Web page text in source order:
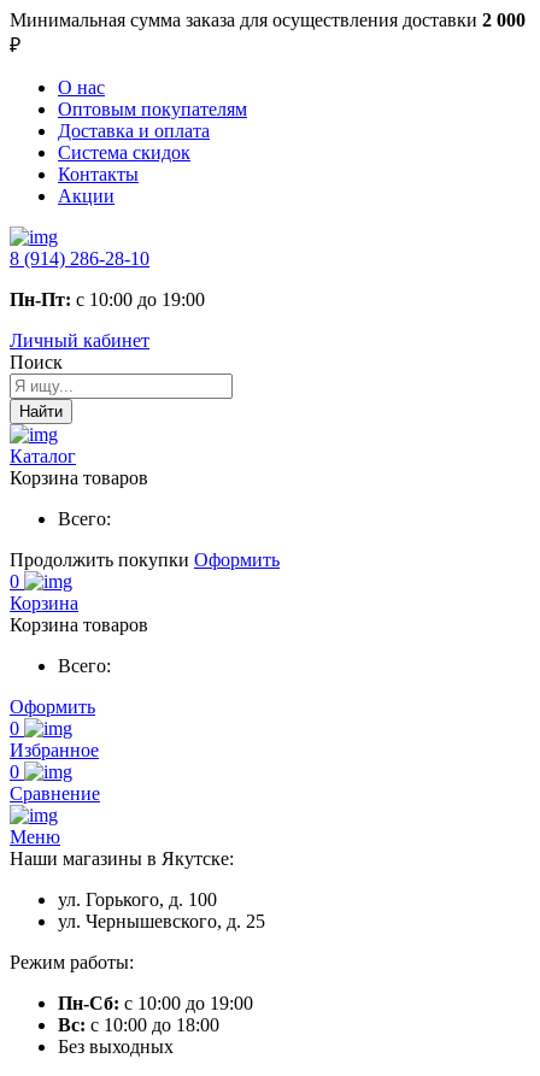
Минимальная сумма заказа для осуществления доставки 2 000
₽
О нас
Оптовым покупателям
Доставка и оплата
Система скидок
Контакты
Акции
8 (914) 286-28-10
Пн-Пт: с 10:00 до 19:00
Личный кабинет
Поиск
Найти
Каталог
Корзина товаров
Всего:
Продолжить покупки Оформить
0
Корзина
Корзина товаров
Всего:
Оформить
0
Избранное
0
Сравнение
Меню
Наши магазины в Якутске:
ул. Горького, д. 100
ул. Чернышевского, д. 25
Режим работы:
Пн-Сб: с 10:00 до 19:00
Вс: с 10:00 до 18:00
Без выходных